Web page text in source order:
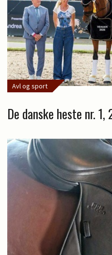
Avl og sport
De danske heste nr.